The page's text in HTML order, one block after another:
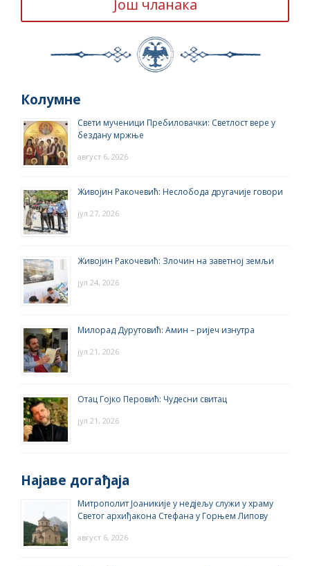
Још чланака
Колумне
Свети мученици Пребиловачки: Светлост вере у
бездану мржње
август 6, 2026
Живојин Ракочевић: Неслобода другачије говори
јул 27, 2026
Живојин Ракочевић: Злочин на заветној земљи
јул 24, 2026
Милорад Дурутовић: Амин – ријеч изнутра
јул 21, 2026
Отац Гојко Перовић: Чудесни свитац
јул 21, 2026
Најаве догађаја
Митрополит Јоаникије у недјељу служи у храму
Светог архиђакона Стефана у Горњем Липову
август 6, 2026